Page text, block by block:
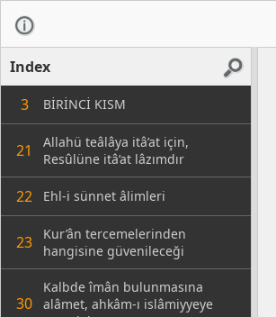
Index
3
BİRİNCİ KISM
21
Allahü teâlâya itâ’at için,
Resûlüne itâ’at lâzımdır
22 Ehl-i sünnet âlimleri
23
Kur’ân tercemelerinden
hangisine güvenileceği
30
Kalbde îmân bulunmasına
alâmet, ahkâm-ı islâmiyyeye